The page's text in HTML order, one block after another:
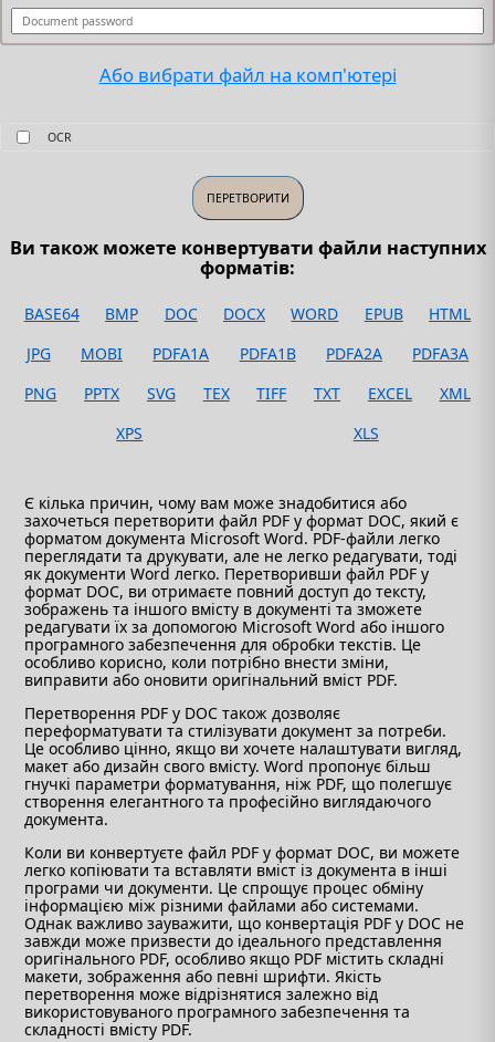
Або вибрати файл на комп'ютері
OCR
Ви також можете конвертувати файли наступних
форматів:
BASE64 BMP DOC DOCX WORD EPUB
HTML
JPG
MOBI PDFA1A PDFA1B PDFA2A
PDFA3A
PNG
PPTX SVG TEX TIFF TXT EXCEL
XML
XPS
XLS
Є кілька причин, чому вам може знадобитися або
захочеться перетворити файл PDF у формат DOC, який є
форматом документа Microsoft Word. PDF-файли легко
переглядати та друкувати, але не легко редагувати, тоді
як документи Word легко. Перетворивши файл PDF у
формат DOC, ви отримаєте повний доступ до тексту,
зображень та іншого вмісту в документі та зможете
редагувати їх за допомогою Microsoft Word або іншого
програмного забезпечення для обробки текстів. Це
особливо корисно, коли потрібно внести зміни,
виправити або оновити оригінальний вміст PDF.
Перетворення PDF у DOC також дозволяє
переформатувати та стилізувати документ за потреби.
Це особливо цінно, якщо ви хочете налаштувати вигляд,
макет або дизайн свого вмісту. Word пропонує більш
гнучкі параметри форматування, ніж PDF, що полегшує
створення елегантного та професійно виглядаючого
документа.
Коли ви конвертуєте файл PDF у формат DOC, ви можете
легко копіювати та вставляти вміст із документа в інші
програми чи документи. Це спрощує процес обміну
інформацією між різними файлами або системами.
Однак важливо зауважити, що конвертація PDF у DOC не
завжди може призвести до ідеального представлення
оригінального PDF, особливо якщо PDF містить складні
макети, зображення або певні шрифти. Якість
перетворення може відрізнятися залежно від
використовуваного програмного забезпечення та
складності вмісту PDF.